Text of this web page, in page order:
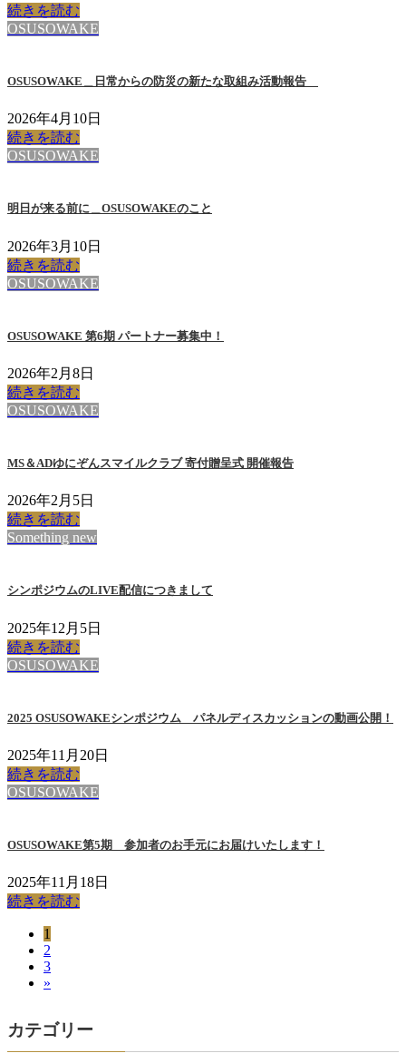
続きを読む
OSUSOWAKE
OSUSOWAKE＿日常からの防災の新たな取組み活動報告
2026年4月10日
続きを読む
OSUSOWAKE
明日が来る前に＿OSUSOWAKEのこと
2026年3月10日
続きを読む
OSUSOWAKE
OSUSOWAKE 第6期 パートナー募集中！
2026年2月8日
続きを読む
OSUSOWAKE
MS＆ADゆにぞんスマイルクラブ 寄付贈呈式 開催報告
2026年2月5日
続きを読む
Something new
シンポジウムのLIVE配信につきまして
2025年12月5日
続きを読む
OSUSOWAKE
2025 OSUSOWAKEシンポジウム パネルディスカッションの動画公開！
2025年11月20日
続きを読む
OSUSOWAKE
OSUSOWAKE第5期 参加者のお手元にお届けいたします！
2025年11月18日
続きを読む
ペ
ー
ペ
ー
ジ
1
ペ
ー
ジ
2
ペ
ー
3
»
カテゴリー